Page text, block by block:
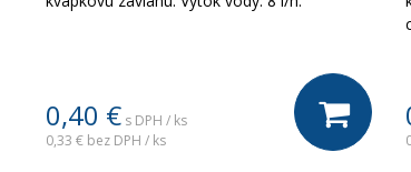
0,40 € s DPH / ks
0,33 € bez DPH / ks